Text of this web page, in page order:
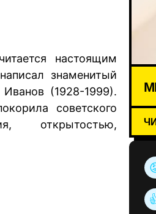
настоящим
знаменитый
Иванов (1928-1999).
советского
открытостью,